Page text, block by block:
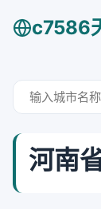
c7586
河南